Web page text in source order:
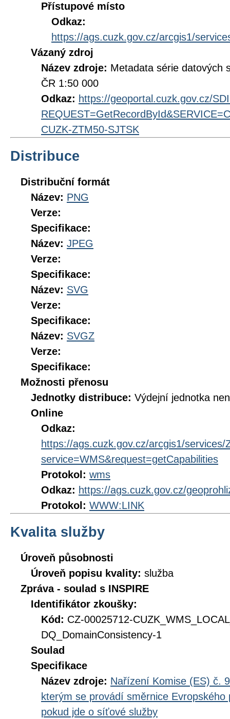
Přístupové místo
Odkaz:
https://ags.cuzk.gov.cz/arcgis1/
Vázaný zdroj
Název zdroje: Metadata série datových
ČR 1:50 000
Odkaz: https://geoportal.cuzk.gov.cz/
CUZK-ZTM50-SJTSK
Distribuce
Distribuční formát
Název: PNG
Verze:
Specifikace:
Název: JPEG
Verze:
Specifikace:
Název: SVG
Verze:
Specifikace:
Název: SVGZ
Verze:
Specifikace:
Možnosti přenosu
Jednotky distribuce: Výdejní jednotka
Online
Odkaz:
https://ags.cuzk.gov.cz/arcgis1/
service=WMS&request=getCapabilities
Protokol: wms
Odkaz: https://ags.cuzk.gov.cz/
Protokol: WWW:LINK
Kvalita služby
Úroveň působnosti
Úroveň popisu kvality: služba
Zpráva - soulad s INSPIRE
Identifikátor zkoušky:
Kód: CZ-00025712-
DQ_DomainConsistency-1
Soulad
Specifikace
Název zdroje: Nařízení Komise (ES) č.
kterým se provádí směrnice
pokud jde o síťové služby